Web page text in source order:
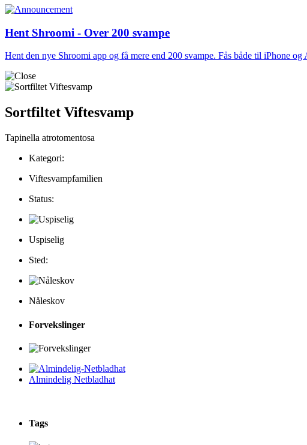
Hent Shroomi - Over 200 svampe
Hent den nye Shroomi app og få mere end 200 svampe. Fås både til iPhone og
Sortfiltet Viftesvamp
Tapinella atrotomentosa
Kategori:
Viftesvampfamilien
Status:
Uspiselig
Sted:
Nåleskov
Forvekslinger
Almindelig Netbladhat
Tags